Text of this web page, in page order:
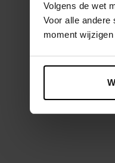
Volgens de wet
Voor alle
moment